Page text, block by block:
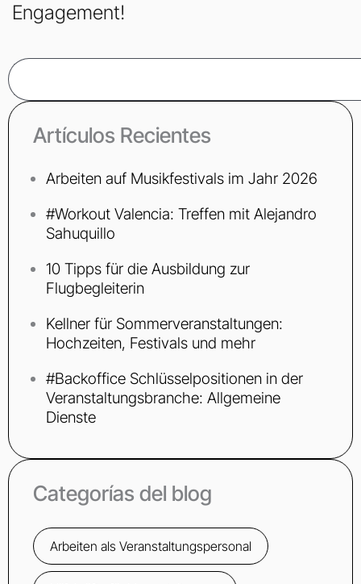
Engagement!
Suche
Artículos Recientes
Arbeiten auf Musikfestivals im Jahr 2026
#Workout Valencia: Treffen mit Alejandro
Sahuquillo
10 Tipps für die Ausbildung zur
Flugbegleiterin
Kellner für Sommerveranstaltungen:
Hochzeiten, Festivals und mehr
#Backoffice Schlüsselpositionen in der
Veranstaltungsbranche: Allgemeine
Dienste
Categorías del blog
Arbeiten als Veranstaltungspersonal